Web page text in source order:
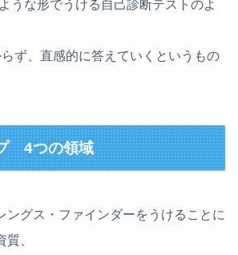
うな形でうける自己診断テストのよ
ず、直感的に答えていくというもの
4つの領域
ングス・ファインダーをうけることに
、